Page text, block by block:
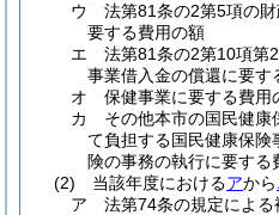
ウ
法第81条の2第5項の
要する費用の額
エ
法第81条の2第10項第
事業借入金の償還に要す
オ
保健事業に要する費用
カ
その他本市の国民健
て負担する国民健康保険
険の事務の執行に要する
(2)
当該年度におけるアから
ア
法第74条の規定による